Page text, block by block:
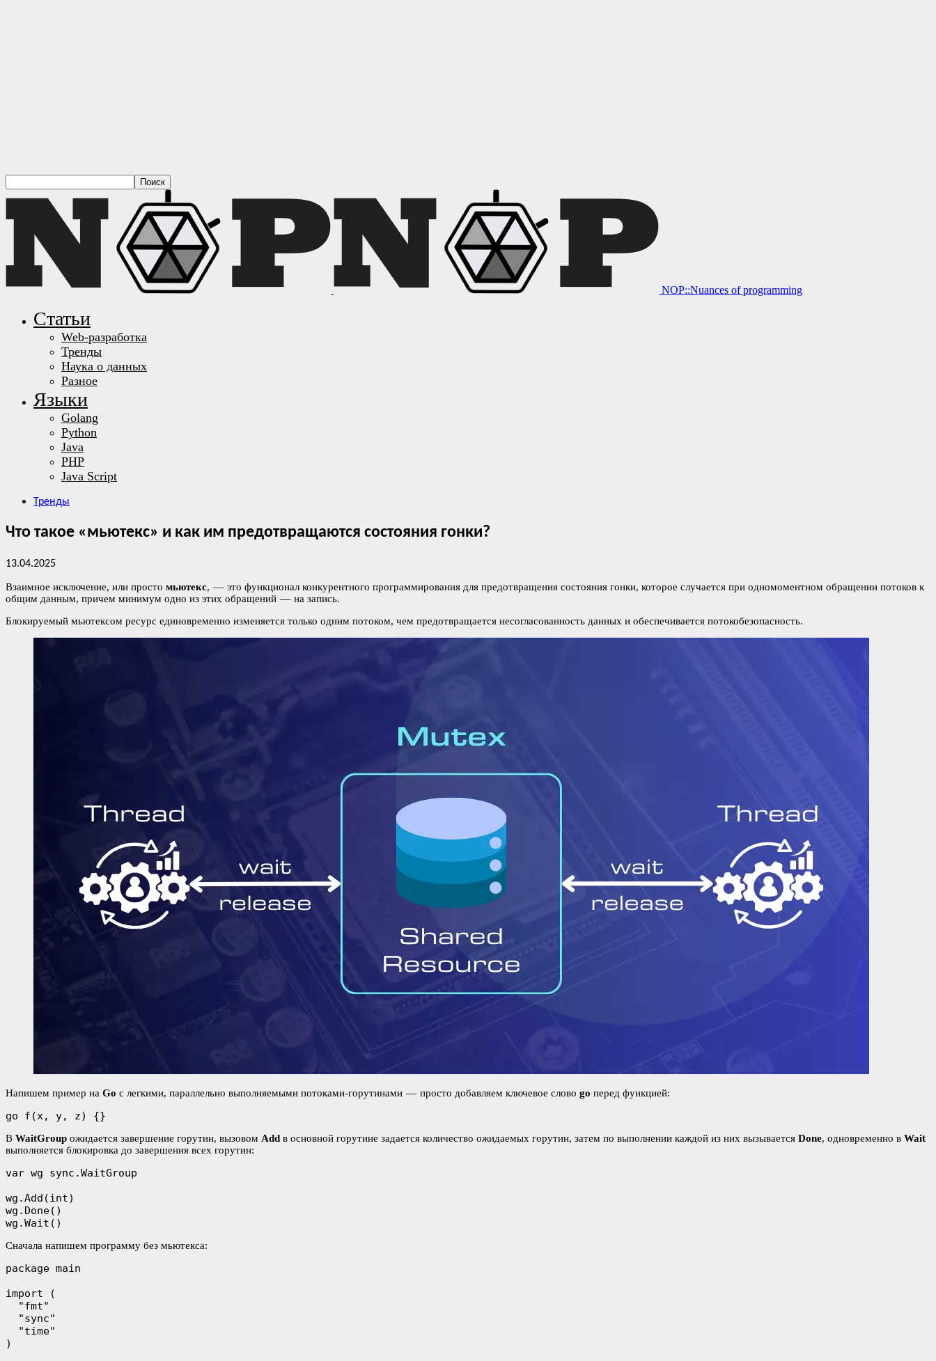
NOP::Nuances of programming
Статьи
Web-разработка
Тренды
Наука о данных
Разное
Языки
Golang
Python
Java
PHP
Java Script
Тренды
Что такое «мьютекс» и как им предотвращаются состояния гонки?
13.04.2025
Взаимное исключение, или просто мьютекс, — это функционал конкурентного программирования для предотвращения состояния гонки, которое случается при одномоментном обращении потоков к
общим данным, причем минимум одно из этих обращений — на запись.
Блокируемый мьютексом ресурс единовременно изменяется только одним потоком, чем предотвращается несогласованность данных и обеспечивается потокобезопасность.
Напишем пример на Go с легкими, параллельно выполняемыми потоками-горутинами — просто добавляем ключевое слово go перед функцией:
go f(x, y, z) {}
В WaitGroup ожидается завершение горутин, вызовом Add в основной горутине задается количество ожидаемых горутин, затем по выполнении каждой из них вызывается Done, одновременно в Wait
выполняется блокировка до завершения всех горутин:
var wg sync.WaitGroup
wg.Add(int)
wg.Done()
wg.Wait()
Сначала напишем программу без мьютекса:
package main
import (
  "fmt"
  "sync"
  "time"
)